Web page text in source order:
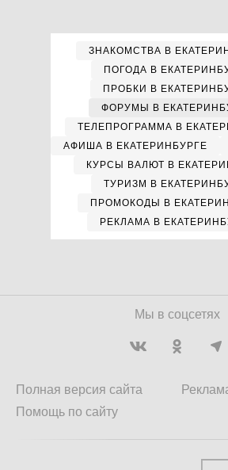
ЗНАКОМСТВА В
ПОГОДА В
ПРОБКИ В
ФОРУМЫ В
ТЕЛЕПРОГРАММА В
АФИША В ЕКАТЕРИНБУРГЕ
КУРСЫ ВАЛЮТ В
ТУРИЗМ В
ПРОМОКОДЫ В
РЕКЛАМА В
Мы в соцсетях
Полная версия сайта
Помощь по сайту